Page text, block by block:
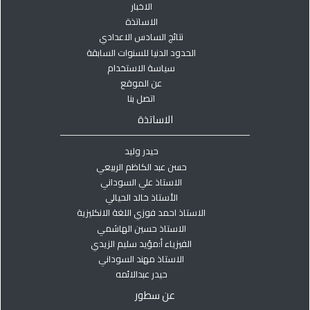
الاخبار
الاساتذة
نتائج السادس الاعدادي
الحدود الدنيا للسنوات السابقة
سياسة الاستخدام
عن الموقع
اتصل بنا
الاساتذة
حيدر وليد
حسن عبد الكاظم الربيعي
الاستاذ علي السوداني
الأستاذ خالد الحيالي
الاستاذ احمد فوزي اللغة الانكليزية
الاستاذ حسين الهاشمي
الفيزياء أ:مؤيد سليم الزيدي
الاستاذ مهند السوداني
حيدر عبدالائمه
عن سطور